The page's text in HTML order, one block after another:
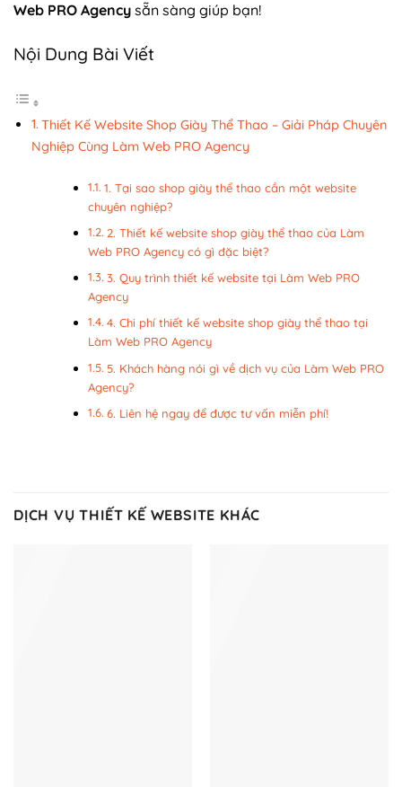
Web PRO Agency sẵn sàng giúp bạn!
Nội Dung Bài Viết
Thiết Kế Website Shop Giày Thể Thao – Giải Pháp Chuyên
Nghiệp Cùng Làm Web PRO Agency
1. Tại sao shop giày thể thao cần một website
chuyên nghiệp?
2. Thiết kế website shop giày thể thao của Làm
Web PRO Agency có gì đặc biệt?
3. Quy trình thiết kế website tại Làm Web PRO
Agency
4. Chi phí thiết kế website shop giày thể thao tại
Làm Web PRO Agency
5. Khách hàng nói gì về dịch vụ của Làm Web PRO
Agency?
6. Liên hệ ngay để được tư vấn miễn phí!
DỊCH VỤ THIẾT KẾ WEBSITE KHÁC